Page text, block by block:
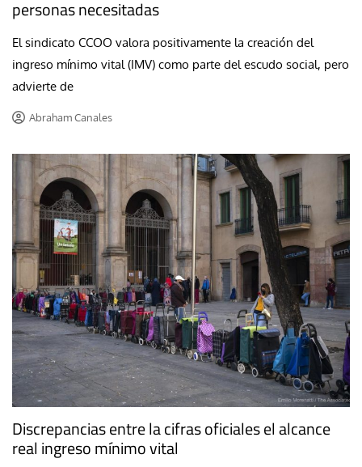
personas necesitadas
El sindicato CCOO valora positivamente la creación del
ingreso mínimo vital (IMV) como parte del escudo social, pero
advierte de
Abraham Canales
Discrepancias entre la cifras oficiales el alcance
real ingreso mínimo vital